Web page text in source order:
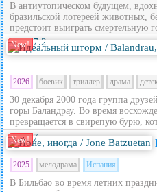
В антиутопическом будущем,
бразильской лотереей животных,
предстоит выиграть смертельную
New! 7.2
2026 боевик триллер драма
30 декабря 2000 года группа
горы Баландрау. Во время
превращается в свирепую бурю,
New! 7
2025 мелодрама Испания
В Бильбао во время летних